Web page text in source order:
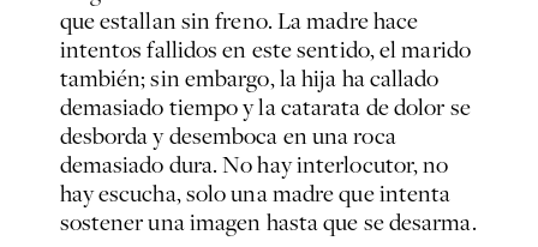
que estallan sin freno. La madre hace
intentos fallidos en este sentido, el marido
también; sin embargo, la hija ha callado
demasiado tiempo y la catarata de dolor se
desborda y desemboca en una roca
demasiado dura. No hay interlocutor, no
hay escucha, solo una madre que intenta
sostener una imagen hasta que se desarma.